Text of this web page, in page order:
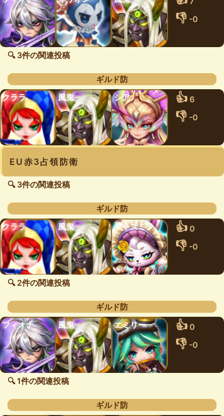
👎 -0
🔍 3件の関連投稿
ギルド防
クララ
風鬼 シア 👍 6
👎 -0
EU赤3占領防衛
🔍 3件の関連投稿
ギルド防
クララ
風鬼 ジャスミン 👍 0
👎 -0
🔍 2件の関連投稿
ギルド防
フィオナ
風鬼 エミリー 👍 0
👎 -0
🔍 1件の関連投稿
ギルド防